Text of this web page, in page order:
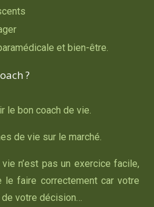
et bien-être.
?
le bon coach de vie.
de vie sur le marché.
n’est pas un exercice facile,
faire correctement car votre
votre décision…